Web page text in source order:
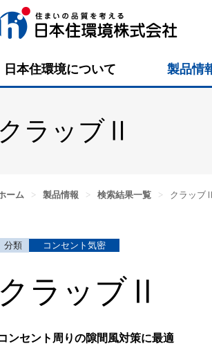
日本住環境について 製品情
クラッブⅡ
ーム > 製品情報 > 検索結果一覧 > クラッブⅡ
コンセント気密
クラッブⅡ
ンセント周りの隙間風対策に最適